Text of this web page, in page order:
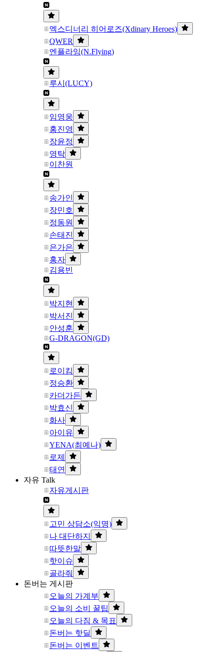
엑스디너리 히어로즈(Xdinary Heroes)
QWER
엔플라잉(N.Flying)
루시(LUCY)
임영웅
홍진영
장윤정
영탁
이찬원
송가인
장민호
정동원
손태진
은가은
홍자
김용빈
박지현
박서진
안성훈
G-DRAGON(GD)
로이킴
정승환
카더가든
박효신
화사
아이유
YENA(최예나)
로제
태연
자유 Talk
자유게시판
고민 상담소(익명)
나 대단하지
따뜻한말
핫이슈
골라줘
돈버는 게시판
오늘의 가계부
오늘의 소비 꿀팁
오늘의 다짐 & 목표
돈버는 핫딜
돈버는 이벤트